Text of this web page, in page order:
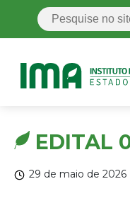
EDITAL
29 de maio de 2026